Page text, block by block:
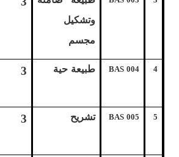
وتشكيل
مجسم
4
BAS 004 طبيعة حية 3
5
BAS 005 تشريح 3